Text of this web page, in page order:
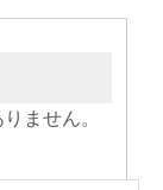
ません。